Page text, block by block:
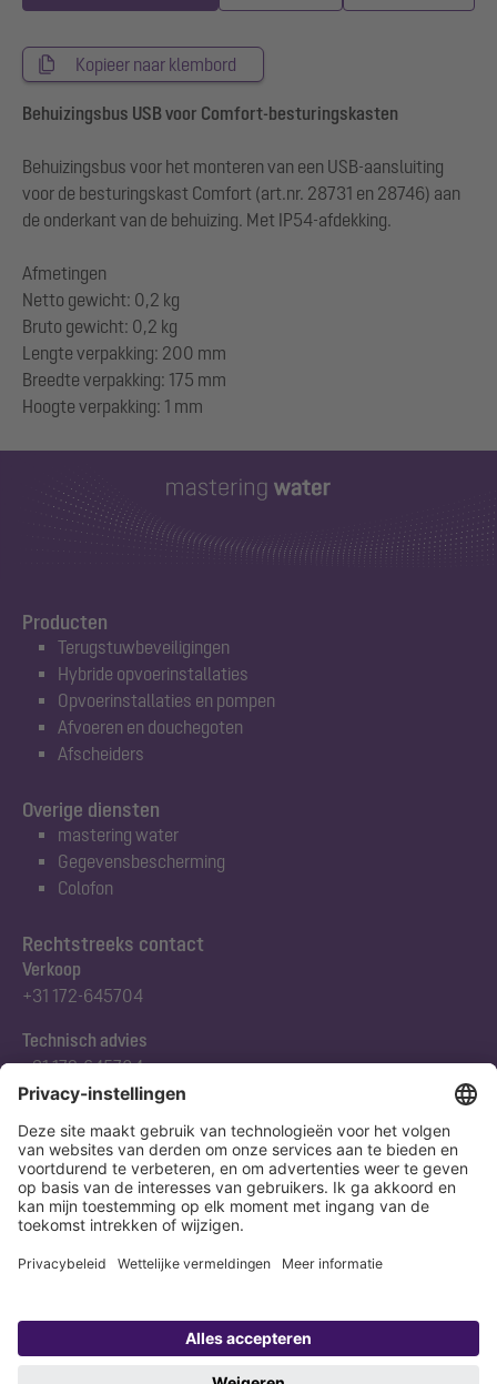
Kopieer naar klembord
Behuizingsbus USB voor Comfort-besturingskasten
Behuizingsbus voor het monteren van een USB-aansluiting
voor de besturingskast Comfort (art.nr. 28731 en 28746) aan
de onderkant van de behuizing. Met IP54-afdekking.
Afmetingen
Netto gewicht: 0,2 kg
Bruto gewicht: 0,2 kg
Lengte verpakking: 200 mm
Breedte verpakking: 175 mm
Producten
Terugstuwbeveiligingen
Hybride opvoerinstallaties
Opvoerinstallaties en pompen
Afvoeren en douchegoten
Afscheiders
Rechtstreeks contact
Verkoop
+31 172-645704
Technisch advies
+31 172-645704
Abonneert u zich op onze nieuwsbrief
Nu aanmelden
Overige diensten
mastering water
Gegevensbescherming
Colofon
Verklaring Colofon